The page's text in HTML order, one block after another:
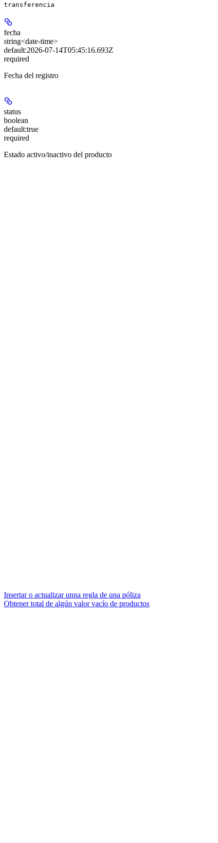
transferencia
fecha
string<date-time>
default:2026-07-14T05:45:16.693Z
required
Fecha del registro
status
boolean
default:true
required
Estado activo/inactivo del producto
Insertar o actualizar unna regla de una póliza
Obtener total de algún valor vacío de productos